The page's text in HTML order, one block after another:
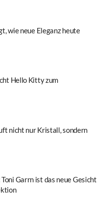
wie neue Eleganz heute
Hello Kitty zum
nicht nur Kristall, sondern
Garrn ist das neue Gesicht